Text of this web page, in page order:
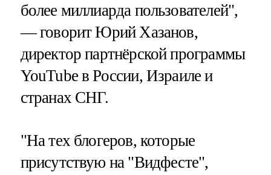
более миллиарда пользователей",
— говорит Юрий Хазанов,
директор партнёрской программы
YouTube в России, Израиле и
странах СНГ.
"На тех блогеров, которые
присутствую на "Видфесте",